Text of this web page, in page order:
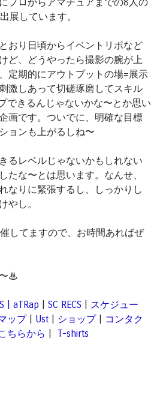
展しています。
おり日頃からイベントリポなど
ど、どうやったら撮影の腕が上
定期的にアウトプットの場=展示
激しあって切磋琢磨してスキル
できるんじゃないかな〜とか思い
画です。ついでに、明確な目標
ョンも上がるしね〜
るレベルじゃないかもしれない
たな〜とは思います。なんせ、
なりに緊張するし、しっかりし
やし。
してますので、お時間あればぜ
♨︎
| aTRap SC RECS
スケジュー
ップ| Ust ショップ|
コンタク
ちらから T-shirts